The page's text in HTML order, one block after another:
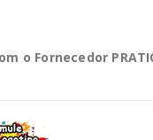
o Fornecedor